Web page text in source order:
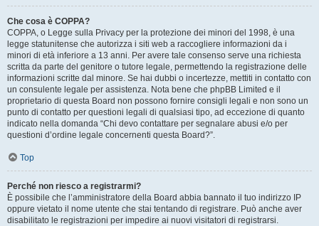
Che cosa è COPPA?
COPPA, o Legge sulla Privacy per la protezione dei minori del 1998, è una
legge statunitense che autorizza i siti web a raccogliere informazioni da i
minori di età inferiore a 13 anni. Per avere tale consenso serve una richiesta
scritta da parte del genitore o tutore legale, permettendo la registrazione delle
informazioni scritte dal minore. Se hai dubbi o incertezze, mettiti in contatto con
un consulente legale per assistenza. Nota bene che phpBB Limited e il
proprietario di questa Board non possono fornire consigli legali e non sono un
punto di contatto per questioni legali di qualsiasi tipo, ad eccezione di quanto
indicato nella domanda “Chi devo contattare per segnalare abusi e/o per
questioni d’ordine legale concernenti questa Board?”.
Top
Perché non riesco a registrarmi?
È possibile che l’amministratore della Board abbia bannato il tuo indirizzo IP
oppure vietato il nome utente che stai tentando di registrare. Può anche aver
disabilitato le registrazioni per impedire ai nuovi visitatori di registrarsi.